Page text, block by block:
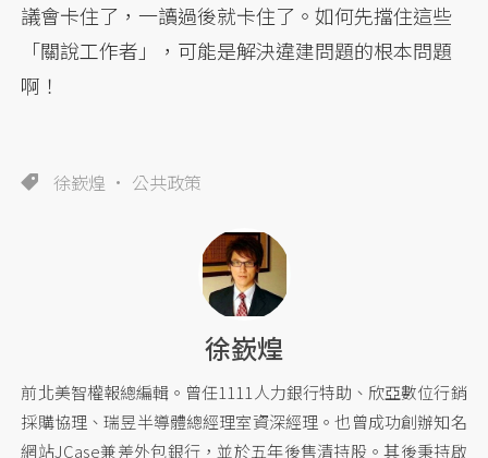
議會卡住了，一讀過後就卡住了。如何先擋住這些
「關說工作者」，可能是解決違建問題的根本問題
啊！
徐嶔煌 公共政策
徐嶔煌
前北美智權報總編輯。曾任1111人力銀行特助、欣亞數位行銷
採購協理、瑞昱半導體總經理室資深經理。也曾成功創辦知名
網站JCase兼差外包銀行，並於五年後售清持股。其後秉持啟